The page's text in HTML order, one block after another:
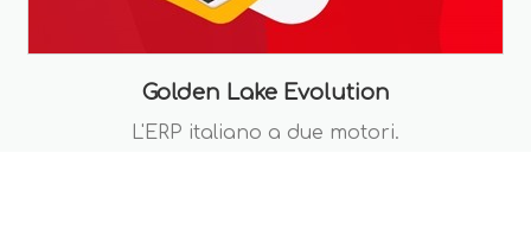
Golden Lake Evolution
L'ERP italiano a due motori.